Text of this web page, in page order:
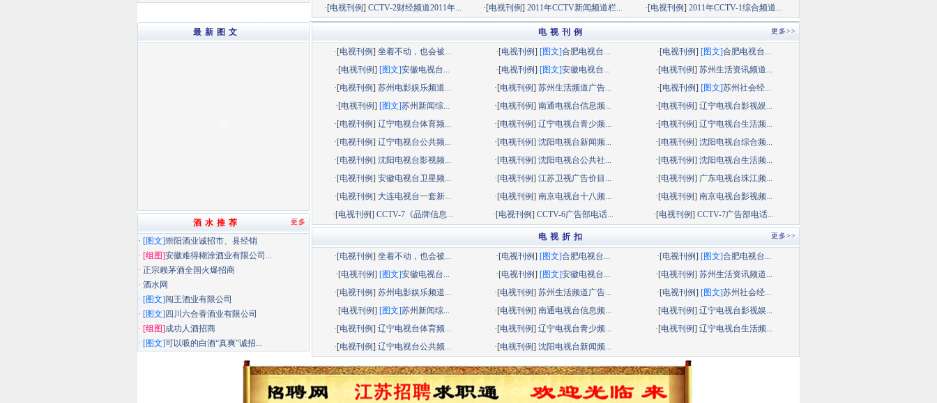
·[电视刊例] CCTV-2财经频道2011年... ·[电视刊例]2011年CCTV新闻频道栏... ·[电视刊例]2011年CCTV-1综合频道...
更多>>
电 视 刊 例
·[电视刊例]坐着不动，也会被... ·[电视刊例] [图文]合肥电视台... ·[电视刊例] [图文]合肥电视台...
·[电视刊例] [图文]安徽电视台... ·[电视刊例] [图文]安徽电视台... ·[电视刊例] 苏州生活资讯频道...
·[电视刊例]苏州电影娱乐频道... ·[电视刊例]苏州生活频道广告... ·[电视刊例] [图文]苏州社会经...
·[电视刊例] [图文]苏州新闻综... ·[电视刊例]南通电视台信息频... ·[电视刊例] 辽宁电视台影视娱...
·[电视刊例]辽宁电视台体育频... ·[电视刊例]辽宁电视台青少频... ·[电视刊例] 辽宁电视台生活频...
·[电视刊例]辽宁电视台公共频... ·[电视刊例]沈阳电视台新闻频... ·[电视刊例] 沈阳电视台综合频...
·[电视刊例]沈阳电视台影视频... ·[电视刊例]沈阳电视台公共社... ·[电视刊例] 沈阳电视台生活频...
·[电视刊例]安徽电视台卫星频... ·[电视刊例]江苏卫视广告价目... ·[电视刊例] 广东电视台珠江频...
·[电视刊例] 大连电视台一套新... ·[电视刊例]南京电视台十八频... ·[电视刊例] 南京电视台影视频...
·[电视刊例] CCTV-7《品牌信息... ·[电视刊例] CCTV-6广告部电话... ·[电视刊例]CCTV-7广告部电话...
更多>>
电 视 折 扣
·[电视刊例]坐着不动，也会被... ·[电视刊例] [图文]合肥电视台... ·[电视刊例] [图文]合肥电视台...
·[电视刊例] [图文]安徽电视台... ·[电视刊例] [图文]安徽电视台... ·[电视刊例] 苏州生活资讯频道...
·[电视刊例]苏州电影娱乐频道... ·[电视刊例]苏州生活频道广告... ·[电视刊例] [图文]苏州社会经...
·[电视刊例] [图文]苏州新闻综... ·[电视刊例]南通电视台信息频... ·[电视刊例] 辽宁电视台影视娱...
·[电视刊例]辽宁电视台体育频... ·[电视刊例]辽宁电视台青少频... ·[电视刊例] 辽宁电视台生活频...
·[电视刊例]辽宁电视台公共频... ·[电视刊例]沈阳电视台新闻频...
最 新 图 文
更多
酒 水 推 荐
· [图文]崇阳酒业诚招市、县经销
· [组图]安徽难得糊涂酒业有限公司...
· 正宗赖茅酒全国火爆招商
· 酒水网
· [图文]闯王酒业有限公司
· [图文] 四川六合香酒业有限公司
· [组图]成功人酒招商
· [图文]可以吸的白酒“真爽”诚招...